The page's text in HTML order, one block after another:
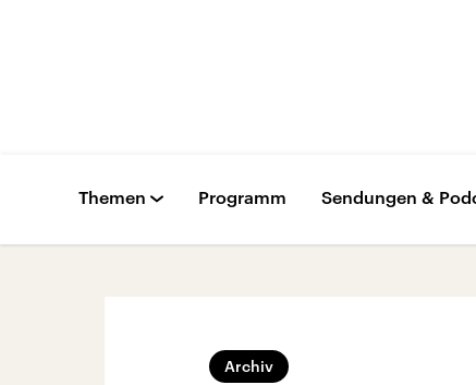
Themen Programm Sendungen &
Archiv